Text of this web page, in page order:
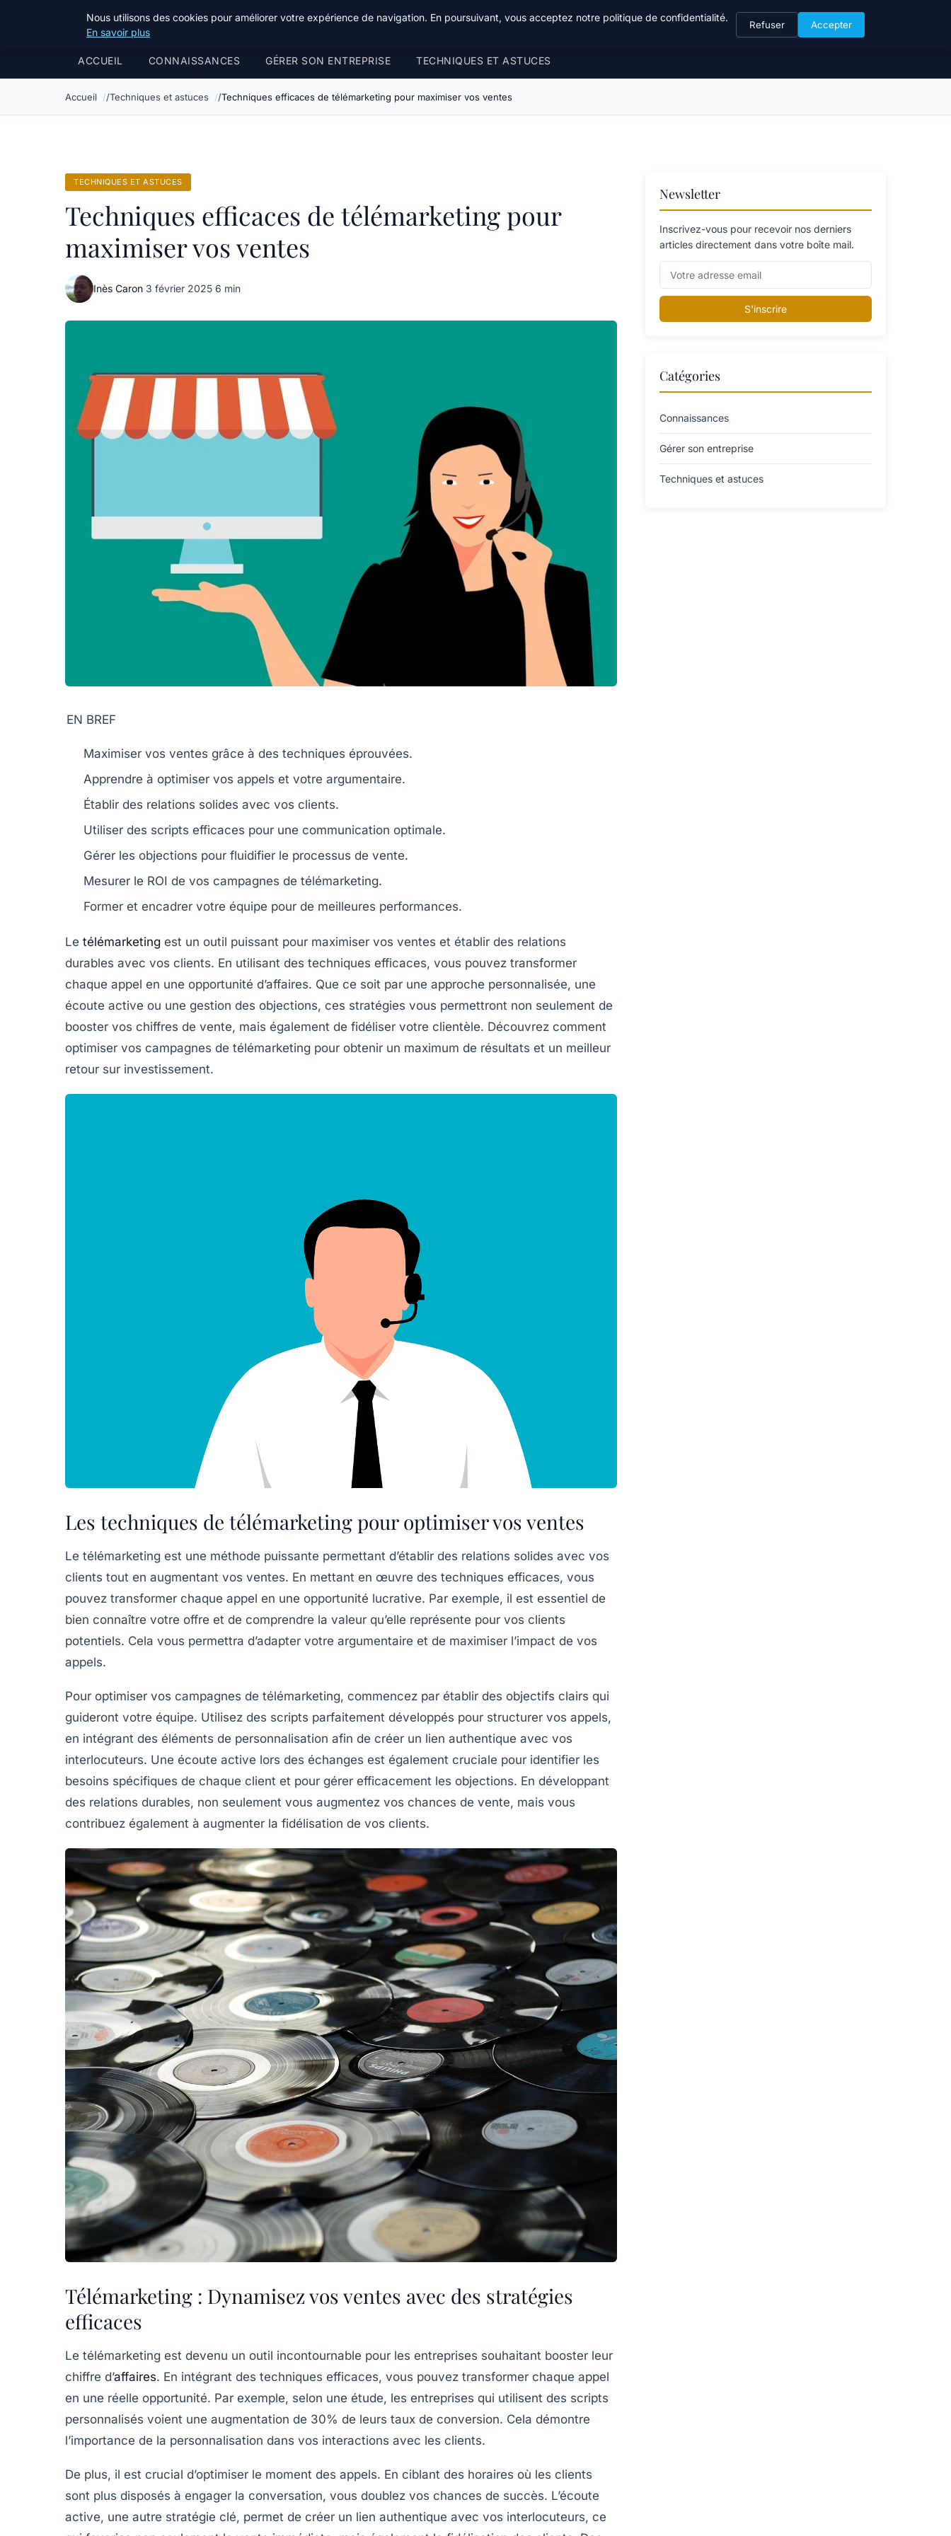
Bible Telemarketing
ACCUEIL CONNAISSANCES GÉRER SON ENTREPRISE TECHNIQUES ET ASTUCES
Accueil Techniques et astuces Techniques efficaces de télémarketing pour maximiser vos ventes
TECHNIQUES ET ASTUCES
Techniques efficaces de télémarketing pour
maximiser vos ventes
Inès Caron·3 février 2025·6 min
EN BREF
Maximiser vos ventes grâce à des techniques éprouvées.
Apprendre à optimiser vos appels et votre argumentaire.
Établir des relations solides avec vos clients.
Utiliser des scripts efficaces pour une communication optimale.
Gérer les objections pour fluidifier le processus de vente.
Mesurer le ROI de vos campagnes de télémarketing.
Former et encadrer votre équipe pour de meilleures performances.
Le télémarketing est un outil puissant pour maximiser vos ventes et établir des relations
durables avec vos clients. En utilisant des techniques efficaces, vous pouvez transformer
chaque appel en une opportunité d’affaires. Que ce soit par une approche personnalisée, une
écoute active ou une gestion des objections, ces stratégies vous permettront non seulement de
booster vos chiffres de vente, mais également de fidéliser votre clientèle. Découvrez comment
optimiser vos campagnes de télémarketing pour obtenir un maximum de résultats et un meilleur
retour sur investissement.
Les techniques de télémarketing pour optimiser vos ventes
Le télémarketing est une méthode puissante permettant d’établir des relations solides avec vos
clients tout en augmentant vos ventes. En mettant en œuvre des techniques efficaces, vous
pouvez transformer chaque appel en une opportunité lucrative. Par exemple, il est essentiel de
bien connaître votre offre et de comprendre la valeur qu’elle représente pour vos clients
potentiels. Cela vous permettra d’adapter votre argumentaire et de maximiser l’impact de vos
appels.
Pour optimiser vos campagnes de télémarketing, commencez par établir des objectifs clairs qui
guideront votre équipe. Utilisez des scripts parfaitement développés pour structurer vos appels,
en intégrant des éléments de personnalisation afin de créer un lien authentique avec vos
interlocuteurs. Une écoute active lors des échanges est également cruciale pour identifier les
besoins spécifiques de chaque client et pour gérer efficacement les objections. En développant
des relations durables, non seulement vous augmentez vos chances de vente, mais vous
contribuez également à augmenter la fidélisation de vos clients.
Télémarketing : Dynamisez vos ventes avec des stratégies
efficaces
Le télémarketing est devenu un outil incontournable pour les entreprises souhaitant booster leur
chiffre d’affaires. En intégrant des techniques efficaces, vous pouvez transformer chaque appel
en une réelle opportunité. Par exemple, selon une étude, les entreprises qui utilisent des scripts
personnalisés voient une augmentation de 30% de leurs taux de conversion. Cela démontre
l’importance de la personnalisation dans vos interactions avec les clients.
De plus, il est crucial d’optimiser le moment des appels. En ciblant des horaires où les clients
sont plus disposés à engager la conversation, vous doublez vos chances de succès. L’écoute
active, une autre stratégie clé, permet de créer un lien authentique avec vos interlocuteurs, ce
Newsletter
Inscrivez-vous pour recevoir nos derniers
articles directement dans votre boîte mail.
S'inscrire
Catégories
Connaissances
Gérer son entreprise
Techniques et astuces
Nous utilisons des cookies pour améliorer votre expérience de navigation. En poursuivant, vous acceptez notre politique de confidentialité.
En savoir plus
Refuser Accepter